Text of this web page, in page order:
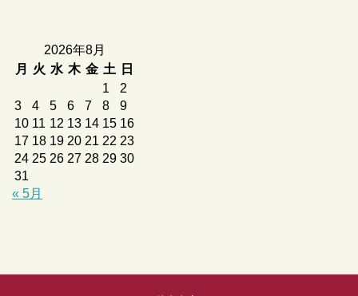
2026年8月
月
火 水 木 金 土
日
1
2
3
4 5 6 7 8
9
10 11 12 13 14 15 16
17 18 19 20 21 22 23
24 25 26 27 28 29 30
31
« 5月